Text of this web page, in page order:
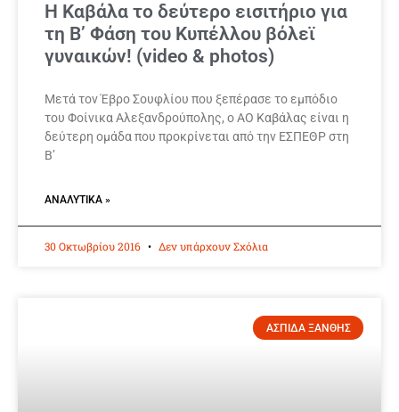
Η Καβάλα το δεύτερο εισιτήριο για
τη Β’ Φάση του Κυπέλλου βόλεϊ
γυναικών! (video & photos)
Μετά τον Έβρο Σουφλίου που ξεπέρασε το εμπόδιο
του Φοίνικα Αλεξανδρούπολης, ο ΑΟ Καβάλας είναι η
δεύτερη ομάδα που προκρίνεται από την ΕΣΠΕΘΡ στη
Β’
ΑΝΑΛΥΤΙΚΆ »
30 Οκτωβρίου 2016 Δεν υπάρχουν Σχόλια
ΑΣΠΙΔΑ ΞΑΝΘΗΣ